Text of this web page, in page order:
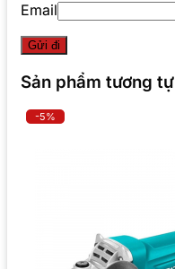
Email
Sản phẩm tương tự
-5%